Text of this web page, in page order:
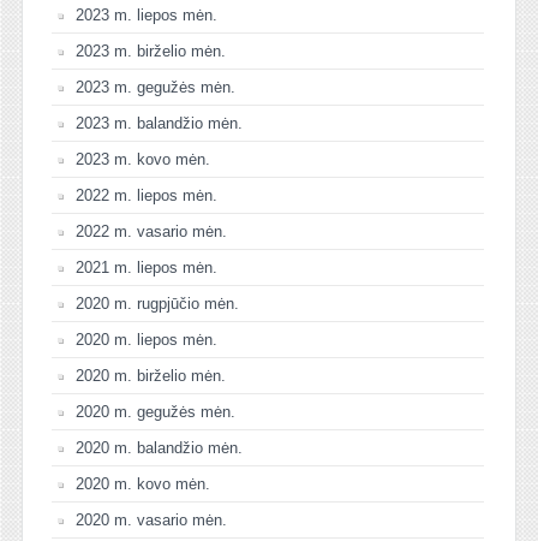
2023 m. liepos mėn.
2023 m. birželio mėn.
2023 m. gegužės mėn.
2023 m. balandžio mėn.
2023 m. kovo mėn.
2022 m. liepos mėn.
2022 m. vasario mėn.
2021 m. liepos mėn.
2020 m. rugpjūčio mėn.
2020 m. liepos mėn.
2020 m. birželio mėn.
2020 m. gegužės mėn.
2020 m. balandžio mėn.
2020 m. kovo mėn.
2020 m. vasario mėn.